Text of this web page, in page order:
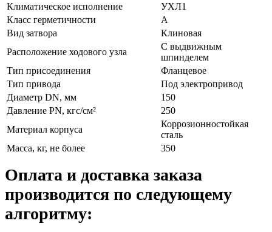
Климатическое исполнение
УХЛ1
Класс герметичности
А
Вид затвора
Клиновая
Расположение ходового узла
С выдвижным
шпинделем
Тип присоединения
Фланцевое
Тип привода
Под электропривод
Диаметр DN, мм
150
Давление PN, кгс/см²
250
Материал корпуса
Коррозионностойкая
сталь
Масса, кг, не более
350
Оплата и доставка заказа
производится по следующему
алгоритму: